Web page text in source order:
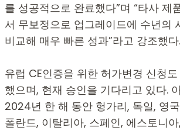
를 성공적으로 완료했다”며 “타사 제
서 무보정으로 업그레이드에 수년의
비교해 매우 빠른 성과”라고 강조했다.
유럽 CE인증을 위한 허가변경 신청
했으며, 현재 승인을 기다리고 있다.
2024년 한 해 동안 헝가리, 독일, 영
폴란드, 이탈리아, 스페인, 에스토니